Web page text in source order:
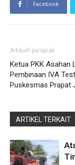
Facebook
Artikulli paraprak
Ketua PKK Asahan
Pembinaan IVA
Puskesmas Prapat
ARTIKEL TERKAIT